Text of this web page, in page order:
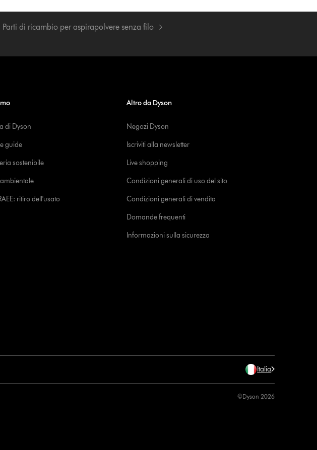
Parti di ricambio per aspirapolvere senza filo
di Dyson
guide
sostenibile
ambientale
ritiro dell'usato
Altro da Dyson
Negozi Dyson
Iscriviti alla newsletter
Live shopping
Condizioni generali di uso del sito
Condizioni generali di vendita
Domande frequenti
Informazioni sulla sicurezza
Italia
©Dyson 2026